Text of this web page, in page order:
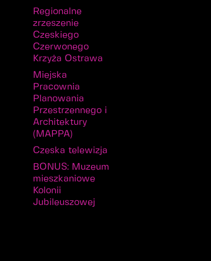
Regionalne
zrzeszenie
Czeskiego
Czerwonego
Krzyża Ostrawa
Miejska
Pracownia
Planowania
Przestrzennego i
Architektury
(MAPPA)
Czeska telewizja
BONUS: Muzeum
mieszkaniowe
Kolonii
Jubileuszowej